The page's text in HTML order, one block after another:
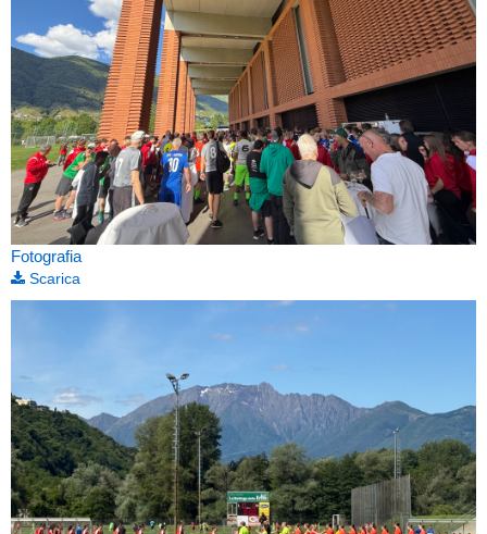
Fotografia
Scarica